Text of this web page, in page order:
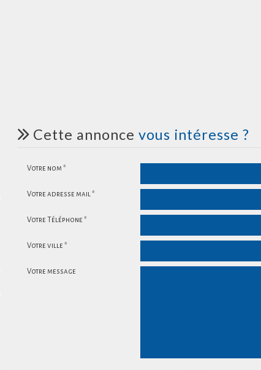
cette annonce vous intéresse ?
Votre nom *
Votre adresse mail *
Votre Téléphone *
Votre ville *
Votre message